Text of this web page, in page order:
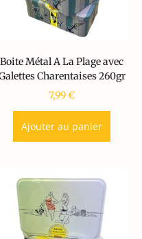
Boite Métal A La Plage avec
Charentaises 260gr
7,99€
Ajouter au panier